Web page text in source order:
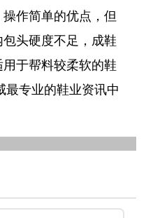
作简单的优点，但
头硬度不足，成鞋
于帮料较柔软的鞋
最专业的鞋业资讯中